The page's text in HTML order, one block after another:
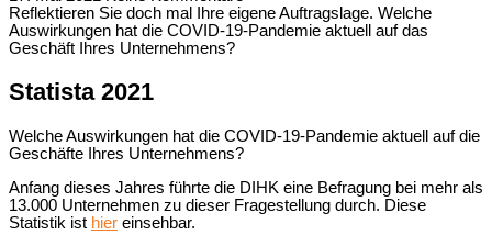
Reflektieren Sie doch mal Ihre eigene Auftragslage. Welche
Auswirkungen hat die COVID-19-Pandemie aktuell auf das
Geschäft Ihres Unternehmens?
Statista 2021
Welche Auswirkungen hat die COVID-19-Pandemie aktuell auf die
Geschäfte Ihres Unternehmens?
Anfang dieses Jahres führte die DIHK eine Befragung bei mehr als
13.000 Unternehmen zu dieser Fragestellung durch. Diese
Statistik ist hier einsehbar.